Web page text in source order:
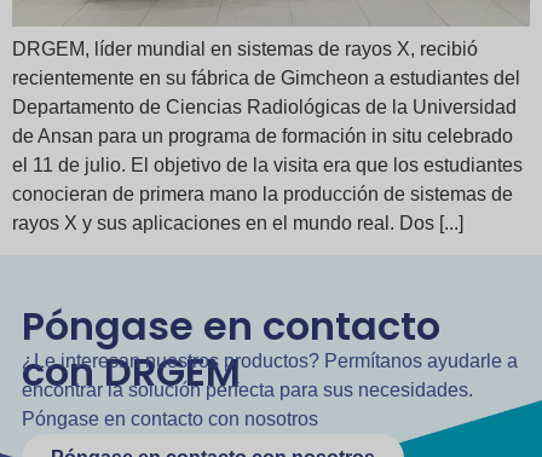
DRGEM, líder mundial en sistemas de rayos X, recibió
recientemente en su fábrica de Gimcheon a estudiantes del
Departamento de Ciencias Radiológicas de la Universidad
de Ansan para un programa de formación in situ celebrado
el 11 de julio. El objetivo de la visita era que los estudiantes
conocieran de primera mano la producción de sistemas de
rayos X y sus aplicaciones en el mundo real. Dos [...]
Póngase en contacto
con DRGEM
¿Le interesan nuestros productos? Permítanos ayudarle a
encontrar la solución perfecta para sus necesidades.
Póngase en contacto con nosotros